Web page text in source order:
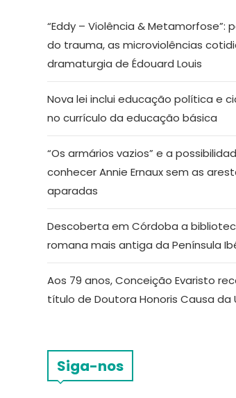
“Eddy – Violência & Metamorfose”:
do trauma, as microviolências
dramaturgia de Édouard Louis
Nova lei inclui educação política e
no currículo da educação básica
“Os armários vazios” e a
conhecer Annie Ernaux sem as
aparadas
Descoberta em Córdoba a
romana mais antiga da Península
Aos 79 anos, Conceição Evaristo
título de Doutora Honoris Causa da
Siga-nos